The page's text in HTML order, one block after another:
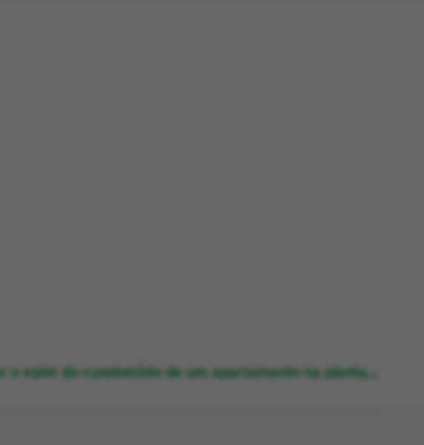
o valor do condomínio de um apartamento na planta...